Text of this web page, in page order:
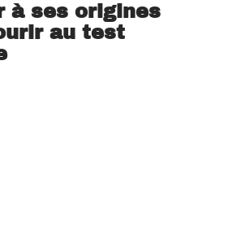
à ses origines
au test